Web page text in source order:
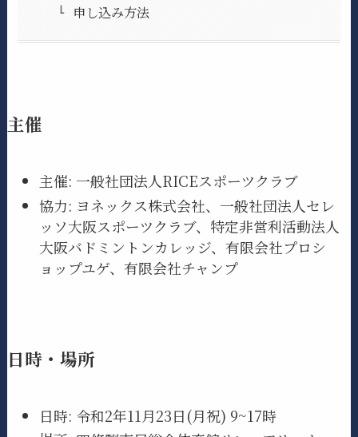
申し込み方法
主催
主催: 一般社団法人RICEスポーツクラブ
協力: ヨネックス株式会社、一般社団法人セレ
ッソ大阪スポーツクラブ、特定非営利活動法人
大阪バドミントンカレッジ、有限会社プロシ
ョップユゲ、有限会社チャンプ
日時・場所
日時: 令和2年11月23日(月祝) 9~17時